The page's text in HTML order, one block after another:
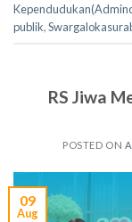
publik,
RS Jiwa
POSTED ON
09
Aug